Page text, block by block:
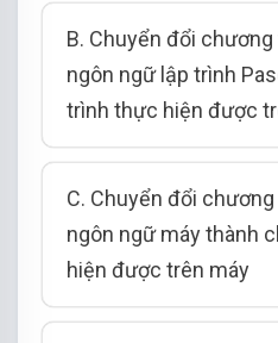
B. Chuyển đổi
ngôn ngữ lập trình
trình thực hiện được
C. Chuyển đổi
ngôn ngữ máy thành
hiện được trên máy